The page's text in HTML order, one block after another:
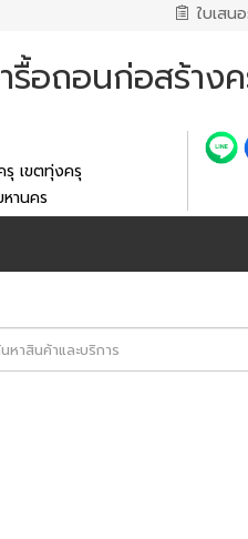
ใบเสน
รื้อถอนก่อสร้าง
เขตทุ่งครุ
านคร